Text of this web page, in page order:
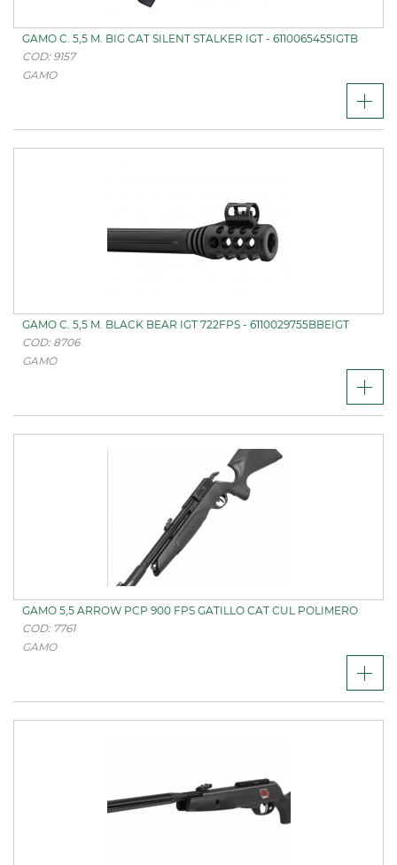
GAMO C. 5,5 M. BIG CAT SILENT STALKER IGT - 6110065455IGTB
COD: 9157
GAMO
GAMO C. 5,5 M. BLACK BEAR IGT 722FPS - 6110029755BBEIGT
COD: 8706
GAMO
GAMO 5,5 ARROW PCP 900 FPS GATILLO CAT CUL POLIMERO
COD: 7761
GAMO